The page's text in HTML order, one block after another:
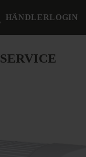
HÄNDLERLOGIN
SERVICE